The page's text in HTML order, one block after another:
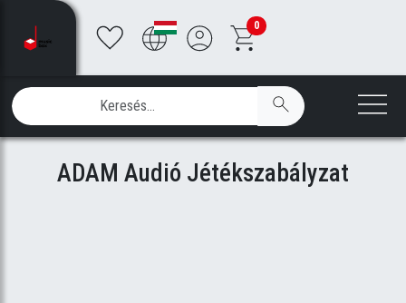
0
ADAM Audió Jétékszabályzat